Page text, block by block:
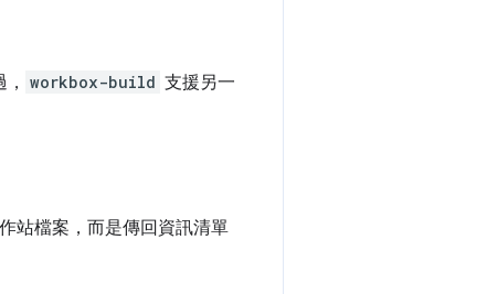
workbox-build 支援另一
站檔案，而是傳回資訊清單